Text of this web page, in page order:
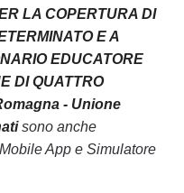
LA COPERTURA DI
E A
EDUCATORE
DI QUATTRO
- Unione
sono anche
App e Simulatore